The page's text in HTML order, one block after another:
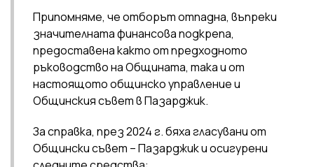
Припомняме, че отборът отпадна, въпреки
значителната финансова подкрепа,
предоставена както от предходното
ръководство на Общината, така и от
настоящото общинско управление и
Общинския съвет в Пазарджик.
За справка, през 2024 г. бяха гласувани от
Общински съвет – Пазарджик и осигурени